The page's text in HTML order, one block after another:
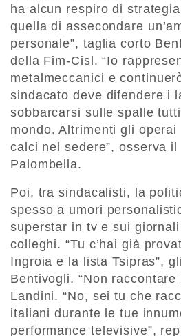
ha alcun respiro di
quella di assecondare
personale”, taglia corto
della Fim-Cisl. “Io
metalmeccanici e
sindacato deve difendere i
sobbarcarsi sulle spalle
mondo. Altrimenti gli
calci nel sedere”, osserva
Palombella.
Poi, tra sindacalisti, la
spesso a umori
superstar in tv e sui
colleghi. “Tu c’hai già
Ingroia e la lista Tsipras”,
Bentivogli. “Non raccontare
Landini. “No, sei tu che
italiani durante le tue
performance televisive”,